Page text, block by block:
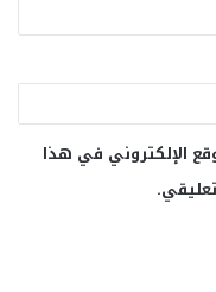
الإلكتروني في هذا